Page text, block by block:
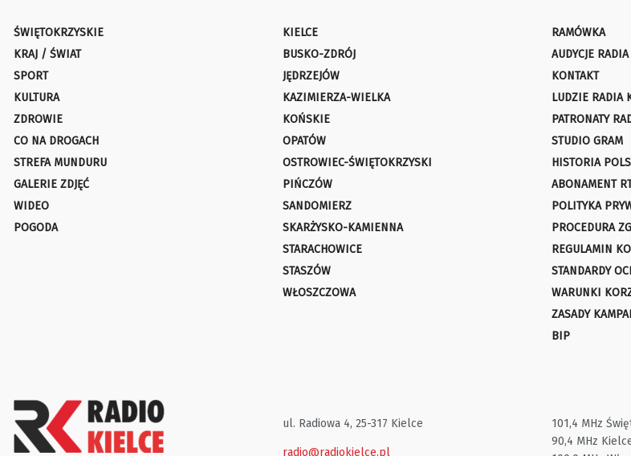
ŚWIĘTOKRZYSKIE
KRAJ / ŚWIAT
SPORT
KULTURA
ZDROWIE
CO NA DROGACH
STREFA MUNDURU
GALERIE ZDJĘĆ
WIDEO
POGODA
KIELCE
BUSKO-ZDRÓJ
JĘDRZEJÓW
KAZIMIERZA-WIELKA
KOŃSKIE
OPATÓW
OSTROWIEC-ŚWIĘTOKRZYSKI
PIŃCZÓW
SANDOMIERZ
SKARŻYSKO-KAMIENNA
STARACHOWICE
STASZÓW
WŁOSZCZOWA
RAMÓWKA
AUDYCJE
KONTAKT
LUDZIE RADIA
PATRONATY
STUDIO GRAM
HISTORIA
ABONAMENT
POLITYKA
PROCEDURA
REGULAMIN
STANDARDY
WARUNKI
ZASADY
BIP
ul. Radiowa 4, 25-317 Kielce
radio@radiokielce.pl
101,4 MHz
90,4 MHz